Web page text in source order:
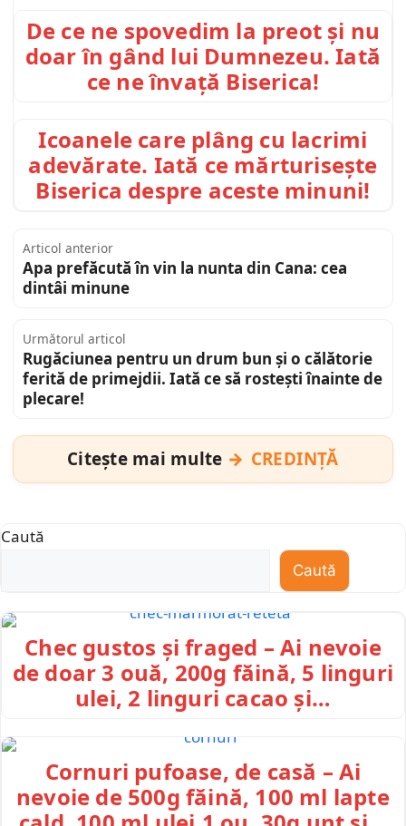
De ce ne spovedim la preot și nu
doar în gând lui Dumnezeu. Iată
ce ne învață Biserica!
Icoanele care plâng cu lacrimi
adevărate. Iată ce mărturisește
Biserica despre aceste minuni!
Articol anterior
Apa prefăcută în vin la nunta din Cana: cea
dintâi minune
Următorul articol
Rugăciunea pentru un drum bun și o călătorie
ferită de primejdii. Iată ce să rostești înainte de
plecare!
Citește mai multe CREDINȚĂ
Caută
Caută
Chec gustos și fraged – Ai nevoie
de doar 3 ouă, 200g făină, 5 linguri
ulei, 2 linguri cacao și…
Cornuri pufoase, de casă – Ai
nevoie de 500g făină, 100 ml lapte